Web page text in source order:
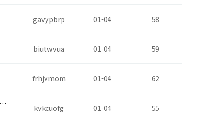
gavypbrp 01-04 58
biutwvua 01-04 59
frhjvmom 01-04 62
… kvkcuofg 01-04 55